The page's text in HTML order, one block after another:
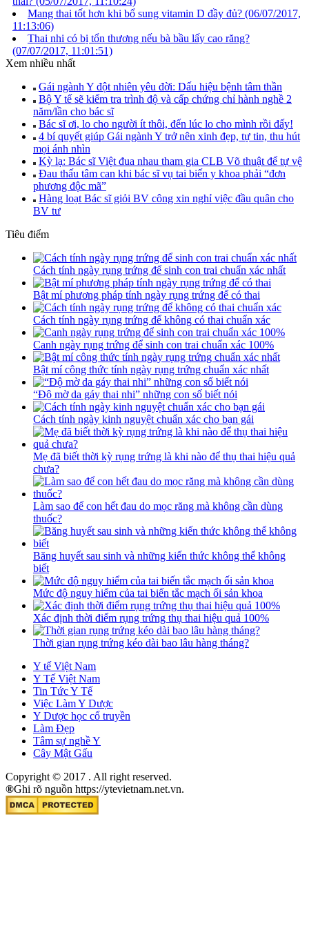
Mang thai tốt hơn khi bổ sung vitamin D đầy đủ? (06/07/2017,
11:13:06)
Thai nhi có bị tổn thương nếu bà bầu lấy cao răng?
(07/07/2017, 11:01:51)
Xem nhiều nhất
Gái ngành Y đột nhiên yêu đời: Dấu hiệu bệnh tâm thần
Bộ Y tế sẽ kiểm tra trình độ và cấp chứng chỉ hành nghề 2
năm/lần cho bác sĩ
Bác sĩ ơi, lo cho người ít thôi, đến lúc lo cho mình rồi đấy!
4 bí quyết giúp Gái ngành Y trở nên xinh đẹp, tự tin, thu hút
mọi ánh nhìn
Kỳ lạ: Bác sĩ Việt đua nhau tham gia CLB Võ thuật để tự vệ
Đau thấu tâm can khi bác sĩ vụ tai biến y khoa phải “đơn
phương độc mã”
Hàng loạt Bác sĩ giỏi BV công xin nghỉ việc đầu quân cho
BV tư
Tiêu điểm
Cách tính ngày rụng trứng để sinh con trai chuẩn xác nhất
Bật mí phương pháp tính ngày rụng trứng để có thai
Cách tính ngày rụng trứng để không có thai chuẩn xác
Canh ngày rụng trứng để sinh con trai chuẩn xác 100%
Bật mí công thức tính ngày rụng trứng chuẩn xác nhất
“Độ mờ da gáy thai nhi” những con số biết nói
Cách tính ngày kinh nguyệt chuẩn xác cho bạn gái
Mẹ đã biết thời kỳ rụng trứng là khi nào để thụ thai hiệu quả
chưa?
Làm sao để con hết đau do mọc răng mà không cần dùng
thuốc?
Băng huyết sau sinh và những kiến thức không thể không
biết
Mức độ nguy hiểm của tai biến tắc mạch ối sản khoa
Xác định thời điểm rụng trứng thụ thai hiệu quả 100%
Thời gian rụng trứng kéo dài bao lâu hàng tháng?
Y tế Việt Nam
Y Tế Việt Nam
Tin Tức Y Tế
Việc Làm Y Dược
Y Dược học cổ truyền
Làm Đẹp
Tâm sự nghề Y
Cây Mật Gấu
Copyright © 2017 . All right reserved.
®Ghi rõ nguồn https://ytevietnam.net.vn.